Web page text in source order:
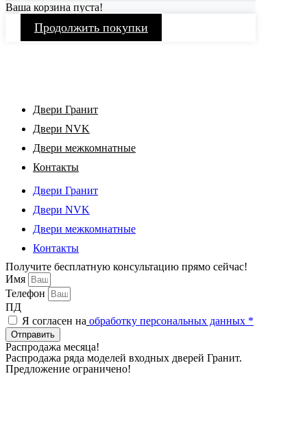
Ваша корзина пуста!
Продолжить покупки
Двери Гранит
Двери NVK
Двери межкомнатные
Контакты
Двери Гранит
Двери NVK
Двери межкомнатные
Контакты
Получите бесплатную консультацию прямо сейчас!
Имя
Телефон
ПД
Я согласен на обработку персональных данных *
Отправить
Распродажа месяца!
Распродажа ряда моделей входных дверей Гранит.
Предложение ограничено!